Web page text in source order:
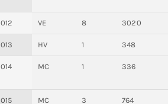
012 VE 8 3020
013 HV 1 348
014 MC 1 336
015 MC 3 764